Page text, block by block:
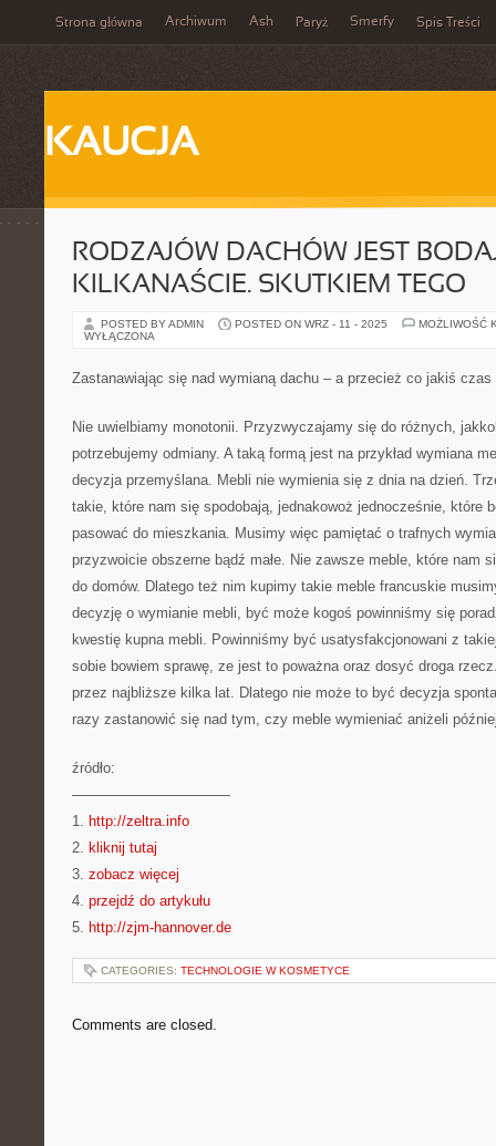
Strona główna Archiwum Ash Paryż Smerfy Spis Treści
KAUCJA
RODZAJÓW DACHÓW JEST
KILKANAŚCIE. SKUTKIEM TEGO
POSTED BY ADMIN POSTED ON WRZ - 11 - 2025
MOŻLIWOŚĆ
WYŁĄCZONA
Zastanawiając się nad wymianą dachu – a przecież co jakiś czas
Nie uwielbiamy monotonii. Przyzwyczajamy się do różnych,
potrzebujemy odmiany. A taką formą jest na przykład wymiana
decyzja przemyślana. Mebli nie wymienia się z dnia na dzień.
takie, które nam się spodobają, jednakowoż jednocześnie, które
pasować do mieszkania. Musimy więc pamiętać o trafnych
przyzwoicie obszerne bądź małe. Nie zawsze meble, które nam
do domów. Dlatego też nim kupimy takie meble francuskie
decyzję o wymianie mebli, być może kogoś powinniśmy się
kwestię kupna mebli. Powinniśmy być usatysfakcjonowani z
sobie bowiem sprawę, ze jest to poważna oraz dosyć droga
przez najbliższe kilka lat. Dlatego nie może to być decyzja
razy zastanowić się nad tym, czy meble wymieniać aniżeli
źródło:
———————————
1. http://zeltra.info
2. kliknij tutaj
3. zobacz więcej
4. przejdź do artykułu
5. http://zjm-hannover.de
CATEGORIES: TECHNOLOGIE W KOSMETYCE
Comments are closed.